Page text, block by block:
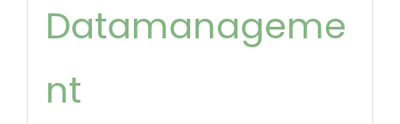
Datamanageme
nt